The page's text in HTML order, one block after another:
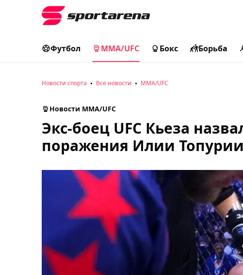
Футбол MMA/UFC Бокс Борьба
Новости спорта Все новости MMA/UFC
Новости MMA/UFC
Экс-боец UFC Кьеза
поражения Илии Топурии